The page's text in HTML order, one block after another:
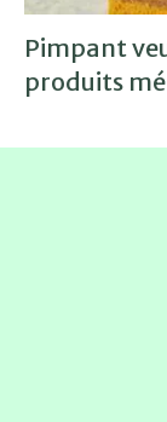
Pimpant
produits